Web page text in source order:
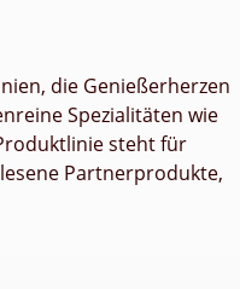
die Genießerherzen
Spezialitäten wie
steht für
Partnerprodukte,